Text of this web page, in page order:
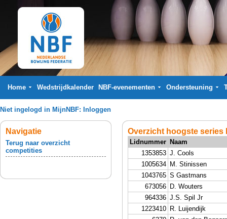
Home Wedstrijdkalender NBF-evenementen Ondersteuning
Niet ingelogd in MijnNBF: Inloggen
Navigatie
Terug naar overzicht
competities
Overzicht hoogste series
Lidnummer Naam
1353853 J. Cools
1005634 M. Stinissen
1043765 S Gastmans
673056 D. Wouters
964336 J.S. Spil Jr
1223410 R. Luijendijk